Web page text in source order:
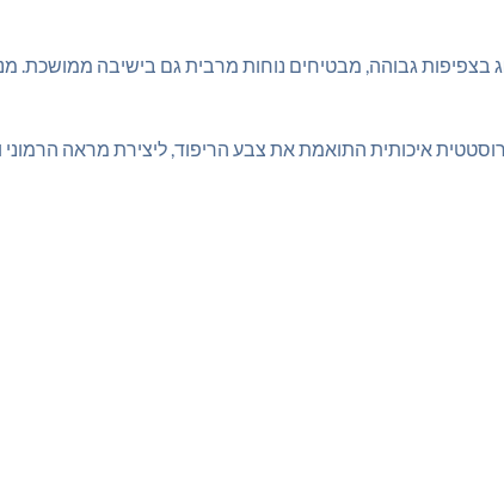
בצפיפות גבוהה, מבטיחים נוחות מרבית גם בישיבה ממושכת.
איכותית התואמת את צבע הריפוד, ליצירת מראה הרמוני